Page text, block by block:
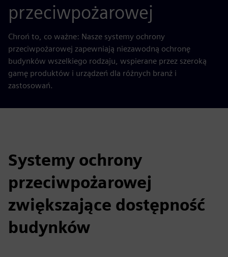
przeciwpożarowej
Chroń to, co ważne: Nasze systemy ochrony
przeciwpożarowej zapewniają niezawodną ochronę
budynków wszelkiego rodzaju, wspierane przez szeroką
gamę produktów i urządzeń dla różnych branż i
zastosowań.
Systemy ochrony
przeciwpożarowej
zwiększające dostępność
budynków